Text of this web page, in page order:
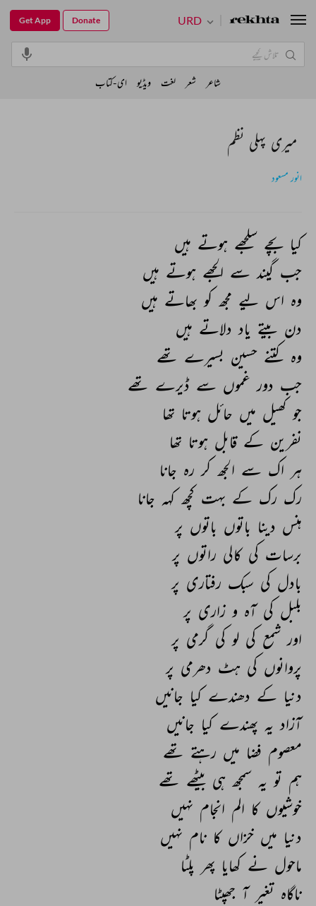
میری پہلی نظم
انور مسعود
کیا بچے سلجھے ہوتے ہیں
جب گیند سے الجھے ہوتے ہیں
وہ اس لیے مجھ کو بھاتے ہیں
دن بیتے یاد دلاتے ہیں
وہ کتنے حسین بسیرے تھے
جب دور غموں سے ڈیرے تھے
جو کھیل میں حائل ہوتا تھا
نفرین کے قابل ہوتا تھا
ہر اک سے الجھ کر رہ جانا
رک رک کے بہت کچھ کہہ جانا
ہنس دینا باتوں باتوں پر
برسات کی کالی راتوں پر
بادل کی سبک رفتاری پر
بلبل کی آہ و زاری پر
اور شمع کی لو کی گرمی پر
پروانوں کی ہٹ دھرمی پر
دنیا کے دھندے کیا جانیں
آزاد یہ پھندے کیا جانیں
معصوم فضا میں رہتے تھے
ہم تو یہ سمجھ ہی بیٹھے تھے
خوشیوں کا الم انجام نہیں
دنیا میں خزاں کا نام نہیں
ماحول نے کھایا پھر پلٹا
ناگاہ تغیر آ جھپٹا
URD
Get App Donate
شاعر شعر لغت ویڈیو ای-کتاب